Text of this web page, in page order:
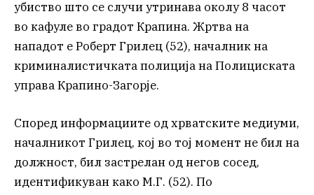
убиство што се случи утринава околу 8 часот
во кафуле во градот Крапина. Жртва на
нападот е Роберт Грилец (52), началник на
криминалистичката полиција на Полициската
управа Крапино-Загорје.
Според информациите од хрватските медиуми,
началникот Грилец, кој во тој момент не бил на
должност, бил застрелан од негов сосед,
идентификуван како М.Г. (52). По